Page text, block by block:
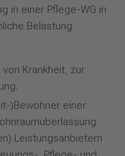
in einer Pflege-WG in
Belastung
Krankheit, zur
)Bewohner einer
Leistungsanbietern